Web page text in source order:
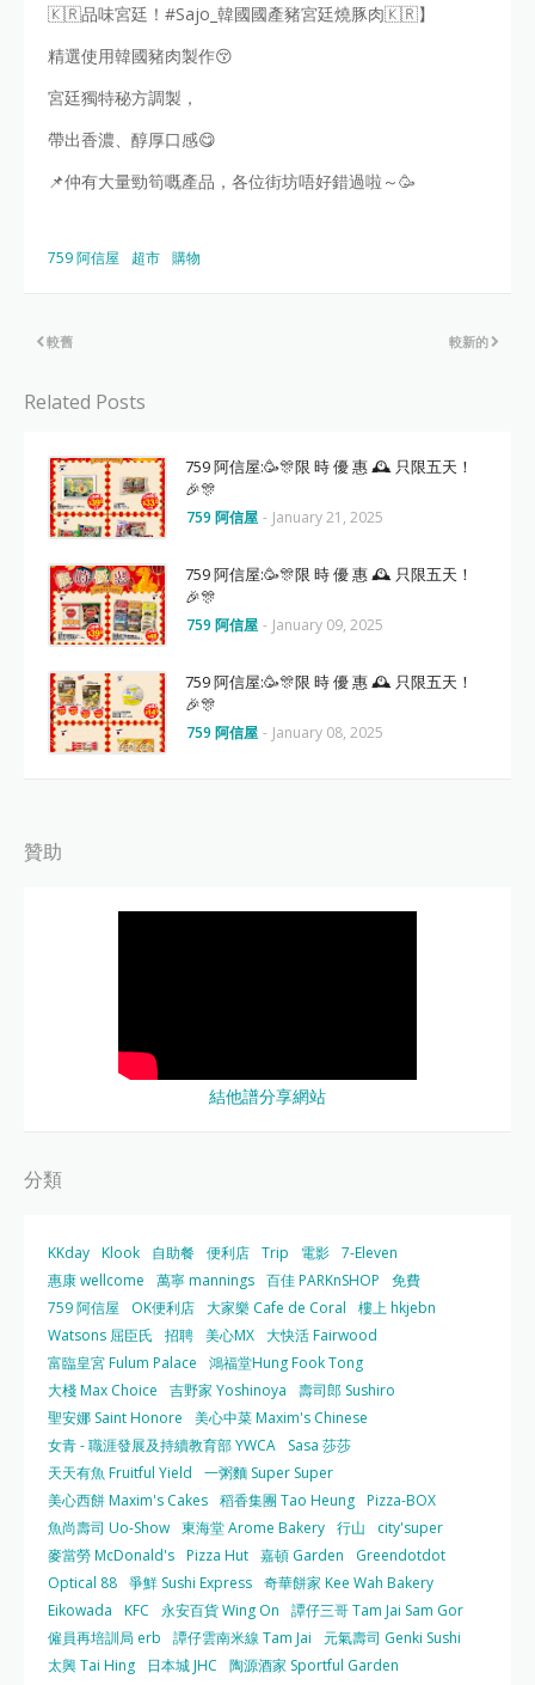
🇰🇷品味宮廷！#Sajo_韓國國產豬宮廷燒豚肉🇰🇷】
精選使用韓國豬肉製作😚
宮廷獨特秘方調製，
帶出香濃、醇厚口感😋
📌仲有大量勁筍嘅產品，各位街坊唔好錯過啦～🥳
759 阿信屋 超市 購物
較新的
較舊
Related Posts
759 阿信屋:🥳🎊限 時 優 惠 🕰 只限五天！
🎉🎊
759 阿信屋 - January 21, 2025
759 阿信屋:🥳🎊限 時 優 惠 🕰 只限五天！
🎉🎊
759 阿信屋 - January 09, 2025
759 阿信屋:🥳🎊限 時 優 惠 🕰 只限五天！
🎉🎊
759 阿信屋 - January 08, 2025
贊助
結他譜分享網站
分類
KKday Klook 自助餐 便利店 Trip 電影 7-Eleven
惠康 wellcome
萬寧 mannings 百佳 PARKnSHOP
免費
759 阿信屋
OK便利店 大家樂 Cafe de Coral
樓上 hkjebn
Watsons 屈臣氏
招聘 美心MX 大快活 Fairwood
富臨皇宮 Fulum Palace
鴻福堂Hung Fook Tong
大棧 Max Choice
吉野家 Yoshinoya
壽司郎 Sushiro
聖安娜 Saint Honore
美心中菜 Maxim's Chinese
女青 - 職涯發展及持續教育部 YWCA
Sasa 莎莎
天天有魚 Fruitful Yield
一粥麵 Super Super
美心西餅 Maxim's Cakes 稻香集團 Tao Heung Pizza-BOX
魚尚壽司 Uo-Show 東海堂 Arome Bakery 行山
city'super
麥當勞 McDonald's Pizza Hut 嘉頓 Garden
Greendotdot
Optical 88 爭鮮 Sushi Express 奇華餅家 Kee Wah Bakery
Eikowada
KFC 永安百貨 Wing On
譚仔三哥 Tam Jai Sam Gor
僱員再培訓局 erb
譚仔雲南米線 Tam Jai
元氣壽司 Genki Sushi
太興 Tai Hing
日本城 JHC
陶源酒家 Sportful Garden